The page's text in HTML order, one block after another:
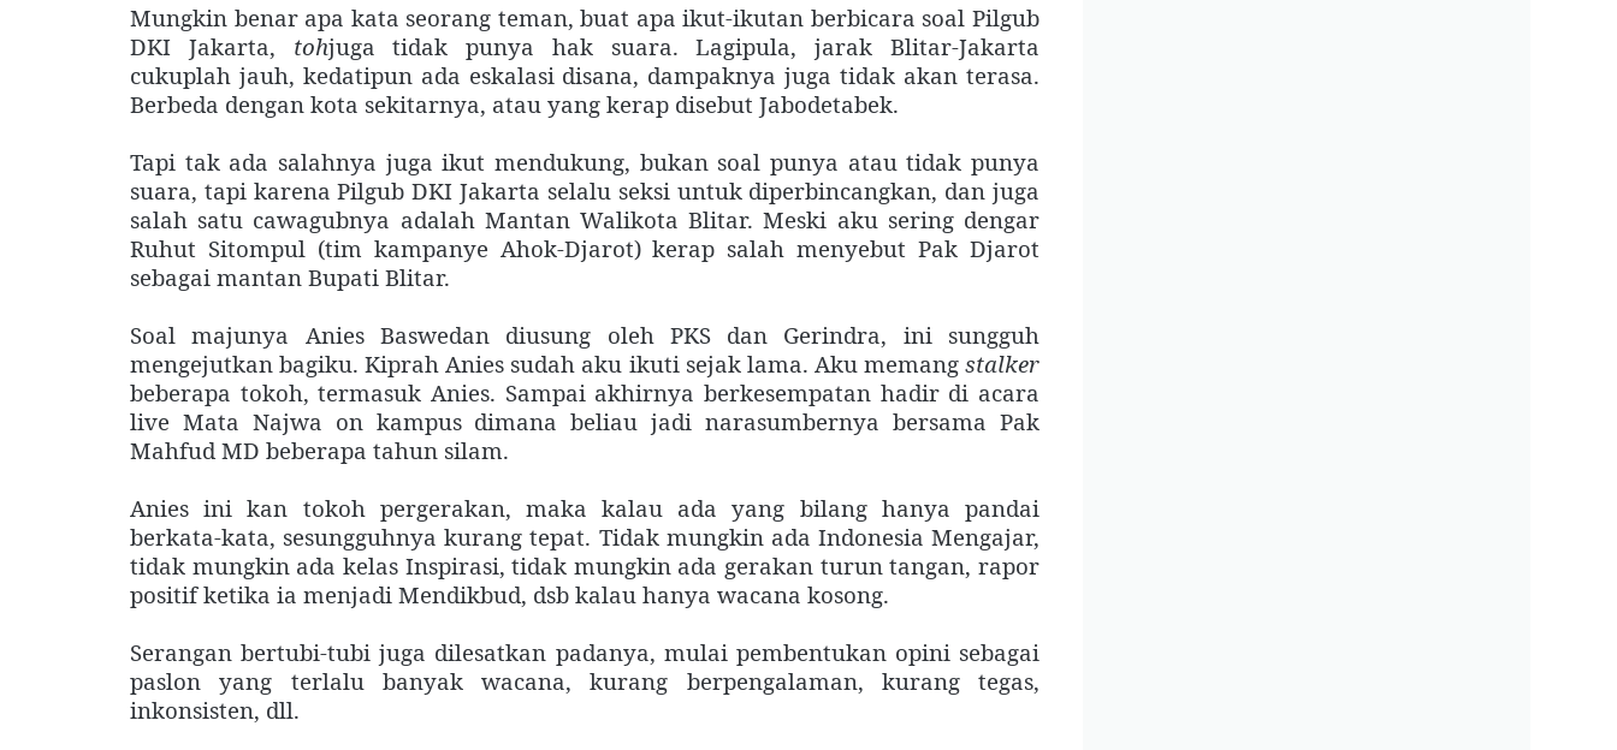
Mungkin benar apa kata seorang teman, buat apa ikut-ikutan berbicara soal Pilgub
DKI Jakarta, tohjuga tidak punya hak suara. Lagipula, jarak Blitar-Jakarta
cukuplah jauh, kedatipun ada eskalasi disana, dampaknya juga tidak akan terasa.
Berbeda dengan kota sekitarnya, atau yang kerap disebut Jabodetabek.
Tapi tak ada salahnya juga ikut mendukung, bukan soal punya atau tidak punya
suara, tapi karena Pilgub DKI Jakarta selalu seksi untuk diperbincangkan, dan juga
salah satu cawagubnya adalah Mantan Walikota Blitar. Meski aku sering dengar
Ruhut Sitompul (tim kampanye Ahok-Djarot) kerap salah menyebut Pak Djarot
sebagai mantan Bupati Blitar.
Soal majunya Anies Baswedan diusung oleh PKS dan Gerindra, ini sungguh
mengejutkan bagiku. Kiprah Anies sudah aku ikuti sejak lama. Aku memang stalker
beberapa tokoh, termasuk Anies. Sampai akhirnya berkesempatan hadir di acara
live Mata Najwa on kampus dimana beliau jadi narasumbernya bersama Pak
Mahfud MD beberapa tahun silam.
Anies ini kan tokoh pergerakan, maka kalau ada yang bilang hanya pandai
berkata-kata, sesungguhnya kurang tepat. Tidak mungkin ada Indonesia Mengajar,
tidak mungkin ada kelas Inspirasi, tidak mungkin ada gerakan turun tangan, rapor
positif ketika ia menjadi Mendikbud, dsb kalau hanya wacana kosong.
Serangan bertubi-tubi juga dilesatkan padanya, mulai pembentukan opini sebagai
paslon yang terlalu banyak wacana, kurang berpengalaman, kurang tegas,
inkonsisten, dll.